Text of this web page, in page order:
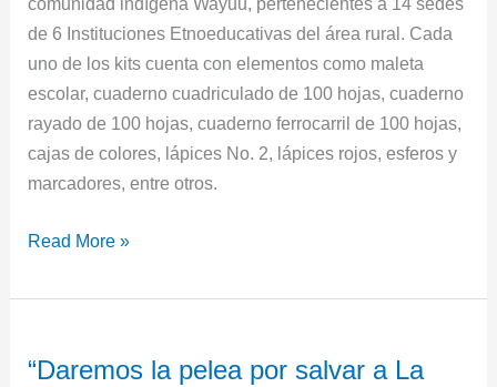
de 6 Instituciones Etnoeducativas del área rural. Cada
uno de los kits cuenta con elementos como maleta
escolar, cuaderno cuadriculado de 100 hojas, cuaderno
rayado de 100 hojas, cuaderno ferrocarril de 100 hojas,
cajas de colores, lápices No. 2, lápices rojos, esferos y
marcadores, entre otros.
Read More »
“Daremos la pelea por salvar a La
la